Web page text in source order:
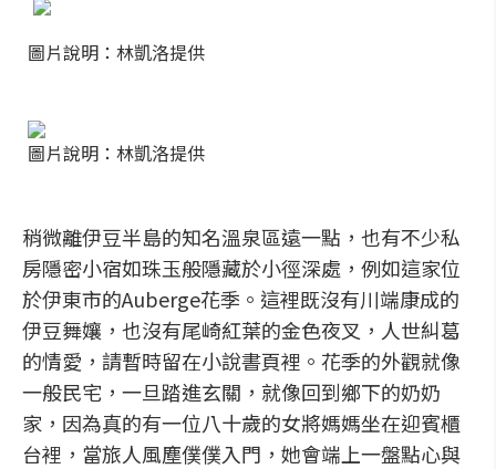
圖片說明：林凱洛提供
圖片說明：林凱洛提供
稍微離伊豆半島的知名溫泉區遠一點，也有不少私
房隱密小宿如珠玉般隱藏於小徑深處，例如這家位
於伊東市的Auberge花季。這裡既沒有川端康成的
伊豆舞孃，也沒有尾崎紅葉的金色夜叉，人世糾葛
的情愛，請暫時留在小說書頁裡。花季的外觀就像
一般民宅，一旦踏進玄關，就像回到鄉下的奶奶
家，因為真的有一位八十歲的女將媽媽坐在迎賓櫃
台裡，當旅人風塵僕僕入門，她會端上一盤點心與